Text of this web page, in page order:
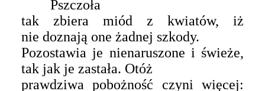
Pszczoła
tak zbiera miód z kwiatów, iż
nie doznają one żadnej szkody.
Pozostawia je nienaruszone i świeże,
tak jak je zastała. Otóż
prawdziwa pobożność czyni więcej: